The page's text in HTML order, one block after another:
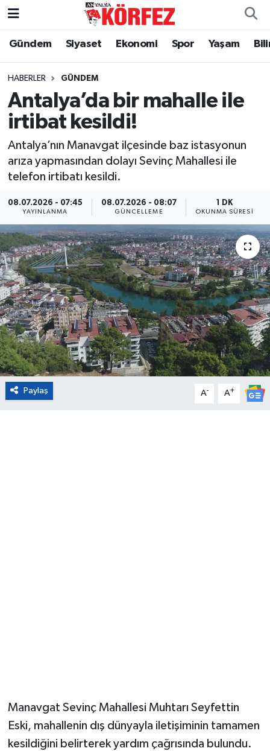
Gündem Siyaset Ekonomi Spor Yaşam
HABERLER GÜNDEM
Antalya’da bir mahalle ile
irtibat kesildi!
Antalya’nın Manavgat ilçesinde baz istasyonun
arıza yapmasından dolayı Sevinç Mahallesi ile
telefon irtibatı kesildi.
08.07.2026 - 07:45
YAYINLANMA
08.07.2026 - 08:07
GÜNCELLEME
1 DK
OKUNMA SÜRESI
Paylaş A- A+
Manavgat Sevinç Mahallesi Muhtarı Seyfettin
Eski, mahallenin dış dünyayla iletişiminin tamamen
kesildiğini belirterek yardım çağrısında bulundu.
Gündem
Siyaset
Yerel Yönetim
Spor
Yaşam
Asayiş
Dünya
Eğitim
Sağlık
Magazin
Turizm
Nöbetçi Eczaneler
Hava Durumu
Trafik Durumu
Tüm Manşetler
Son Dakika Haberleri
Haber Arşivi